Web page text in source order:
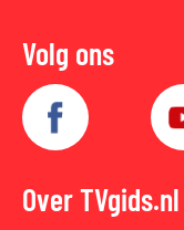
Volg ons
Over TVgids.nl